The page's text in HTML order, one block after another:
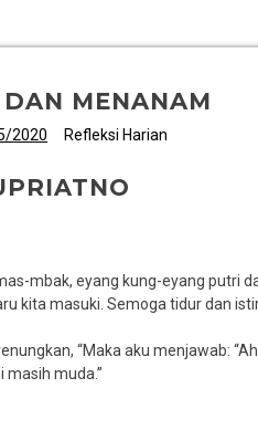
MENANAM
2020 Refleksi Harian
mbak, eyang kung-eyang putri
kita masuki. Semoga tidur dan
“Maka aku menjawab:
masih muda.”